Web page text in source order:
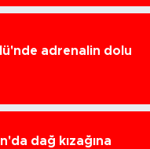
adrenalin dolu
dağ kızağına